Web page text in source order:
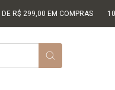
EM COMPRAS 10% DE